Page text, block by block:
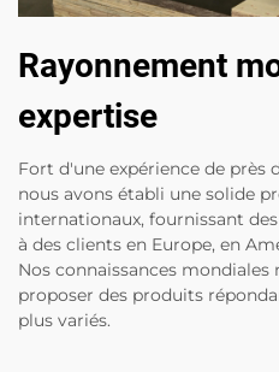
Rayonnement
expertise
Fort d'une expérience de près
nous avons établi une solide
internationaux, fournissant
à des clients en Europe, en
Nos connaissances
proposer des produits
plus variés.